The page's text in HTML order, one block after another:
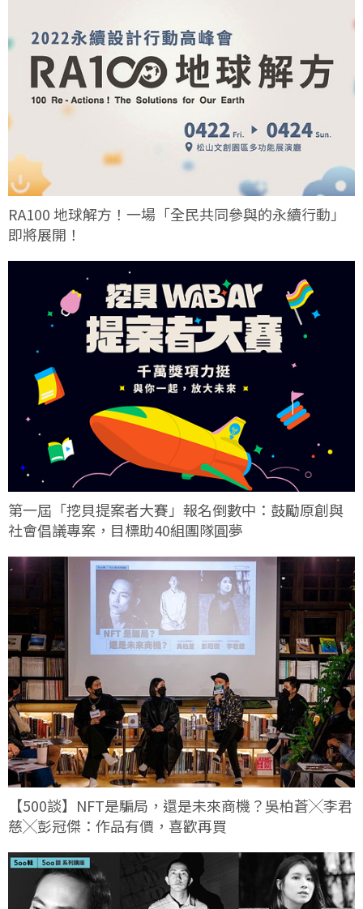
RA100 地球解方！一場「全民共同參與的永續行動」
即將展開！
第一屆「挖貝提案者大賽」報名倒數中：鼓勵原創與
社會倡議專案，目標助40組團隊圓夢
【500談】NFT是騙局，還是未來商機？吳柏蒼╳李君
慈╳彭冠傑：作品有價，喜歡再買